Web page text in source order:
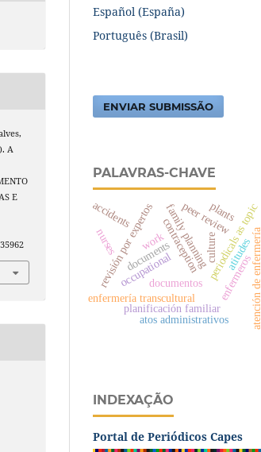
A
E
Español (España)
Português (Brasil)
ENVIAR SUBMISSÃO
PALAVRAS-CHAVE
documentos
periodicals as topic
revisión por expertos
enfermería transcultural atención de enfermería
family planning
contraception
planificación familiar
atos administrativos
peer review
documents
nurses
enfermeros
accidents
occupational atitudes
culture
plants
work
INDEXAÇÃO
Portal de Periódicos Capes